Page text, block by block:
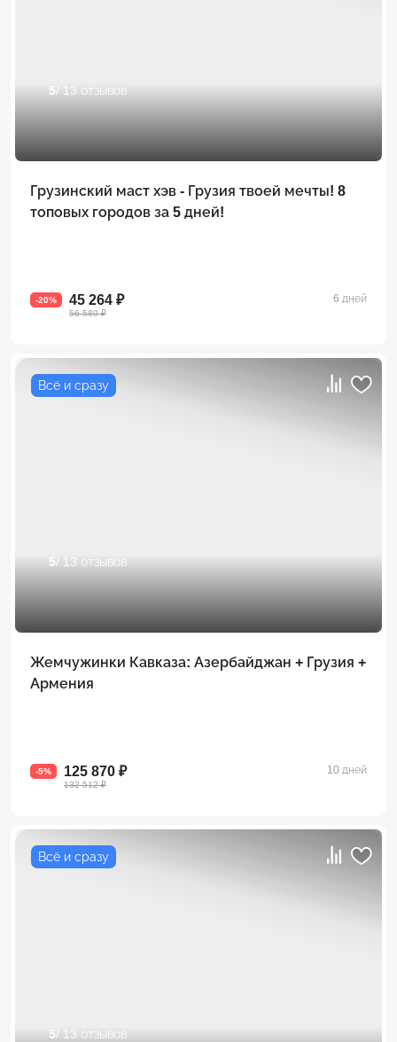
5/ 13 отзывов
Грузинский маст хэв - Грузия твоей мечты! 8
топовых городов за 5 дней!
-20% 45 264 ₽
56 580 ₽
6 дней
Всё и сразу
5/ 13 отзывов
Жемчужинки Кавказа: Азербайджан + Грузия +
Армения
-5% 125 870 ₽
132 512 ₽
10 дней
Всё и сразу
5/ 13 отзывов